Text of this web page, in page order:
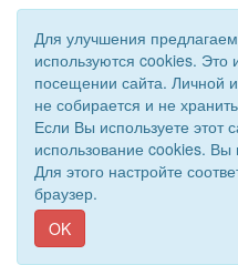
© 2020 - 2026 Управление
Все права защищены.
Сайт создан при
Для улучшения
используются cookies.
посещении сайта. Личной
не собирается и не
Если Вы используете этот
использование cookies. Вы
Для этого настройте
браузер.
OK